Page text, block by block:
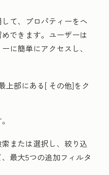
て、プロパティーをヘ
できます。ユーザーは
に簡単にアクセスし、
上部にある[ その他]をク
索または選択し、絞り込
最大5つの追加フィルタ